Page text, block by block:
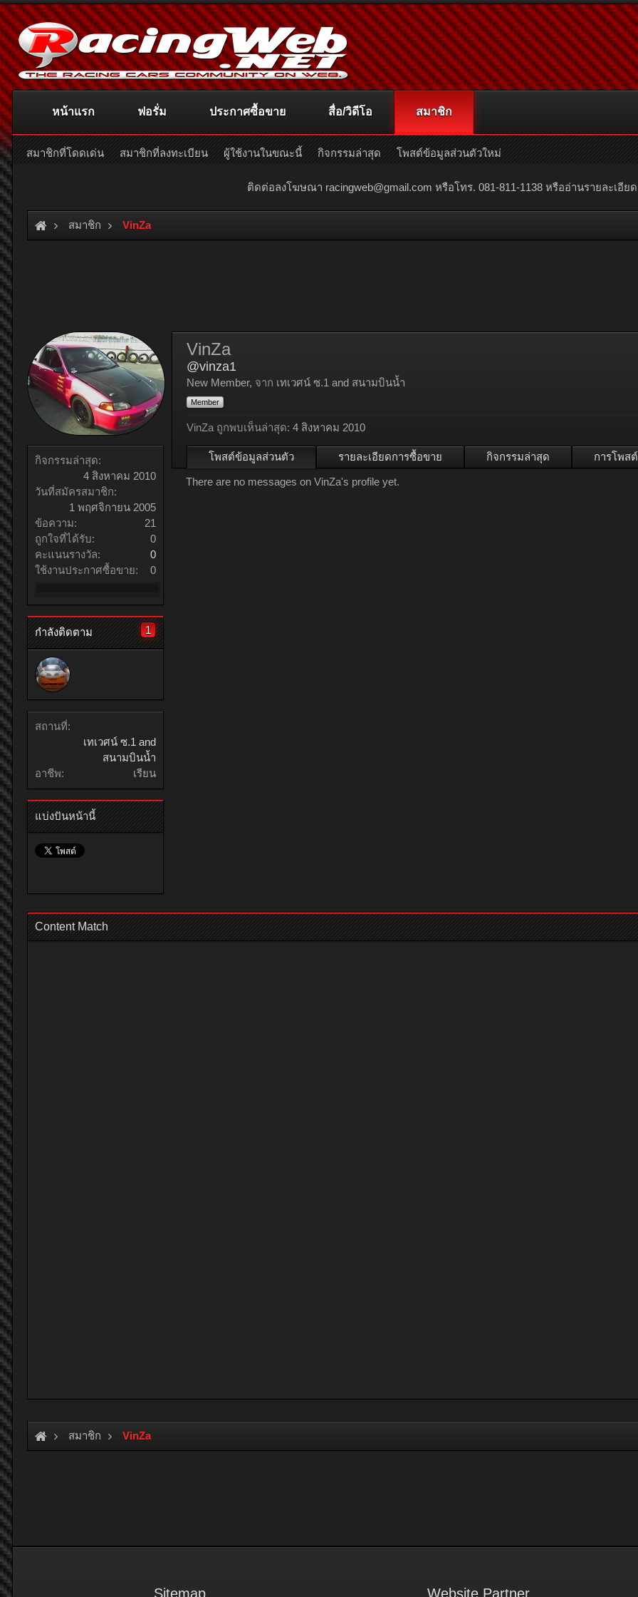
ติดต่อลงโฆษณา racingweb@gmail.com หรือโทร. 081-811-1138 หรืออ่านรายละเอีย
สมาชิก VinZa
กิจกรรมล่าสุด:
4 สิงหาคม 2010
วันที่สมัครสมาชิก:
1 พฤศจิกายน 2005
ข้อความ:
21
ถูกใจที่ได้รับ:
0
คะแนนรางวัล:
0
ใช้งานประกาศซื้อขาย:
0
กำลังติดตาม 1
สถานที่:
เทเวศน์ ซ.1 and
สนามบินน้ำ
อาชีพ:
เรียน
แบ่งปันหน้านี้
VinZa
@vinza1
New Member, จาก เทเวศน์ ซ.1 and สนามบินน้ำ
Member
VinZa ถูกพบเห็นล่าสุด: 4 สิงหาคม 2010
โพสต์ข้อมูลส่วนตัว รายละเอียดการซื้อขาย กิจกรรมล่าสุด การโพสต์
There are no messages on VinZa's profile yet.
Content Match
สมาชิก VinZa
หน้าแรก ฟอรั่ม ประกาศซื้อขาย สื่อ/วิดีโอ สมาชิก
สมาชิกที่โดดเด่น สมาชิกที่ลงทะเบียน ผู้ใช้งานในขณะนี้ กิจกรรมล่าสุด โพสต์ข้อมูลส่วนตัวใหม่
Sitemap Website Partner